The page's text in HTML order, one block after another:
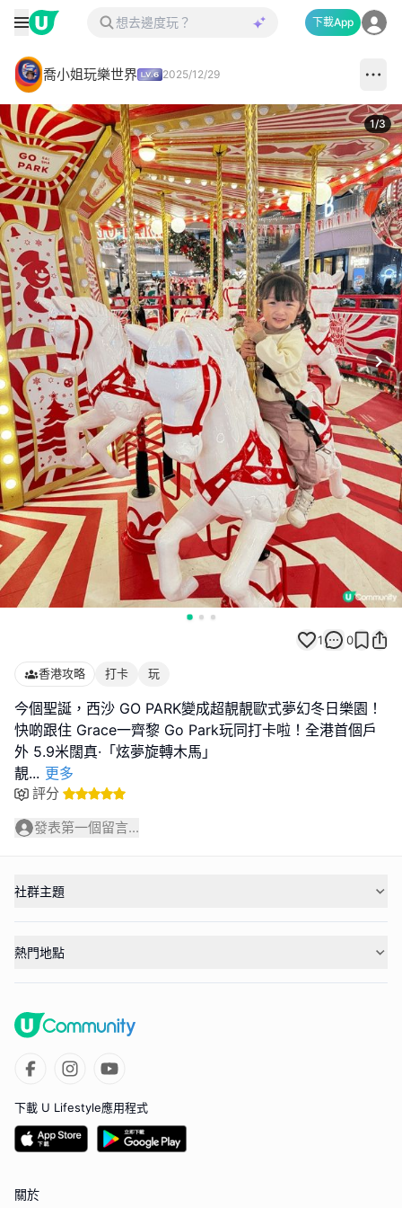
下載App
喬小姐玩樂世界 2025/12/29
1/3
1 0
香港攻略 打卡 玩
今個聖誕，西沙 GO PARK變成超靚靚歐式夢幻冬日樂園！
快啲跟住 Grace一齊黎 Go Park玩同打卡啦！全港首個戶
外 5.9米闊真·「炫夢旋轉木馬」
靚... 更多
評分
發表第一個留言...
社群主題
熱門地點
下載 U Lifestyle應用程式
關於